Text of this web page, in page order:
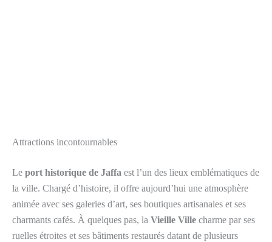
Attractions incontournables
Le port historique de Jaffa est l’un des lieux emblématiques de
la ville. Chargé d’histoire, il offre aujourd’hui une atmosphère
animée avec ses galeries d’art, ses boutiques artisanales et ses
charmants cafés. À quelques pas, la Vieille Ville charme par ses
ruelles étroites et ses bâtiments restaurés datant de plusieurs